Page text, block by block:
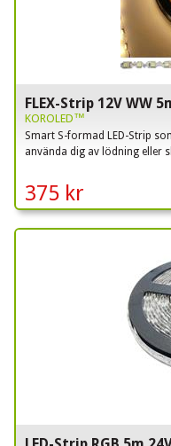
FLEX-Strip 12V WW
375 kr
KOROLED™
Smart S-formad LED-Strip
använda dig av lödning eller